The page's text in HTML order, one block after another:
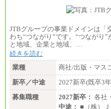
JTBグループの事業ドメインは「
わち“つながり”です。“つながり
と地域、企業と地域、…
続きを読む
業種
商社/出版・マス
新卒／中途
2027新卒(既卒3
募集職種
2027新卒： 各社
中途： ■（株）